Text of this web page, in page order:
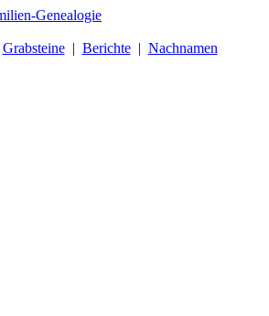
Grabsteine| Berichte| Nachnamen